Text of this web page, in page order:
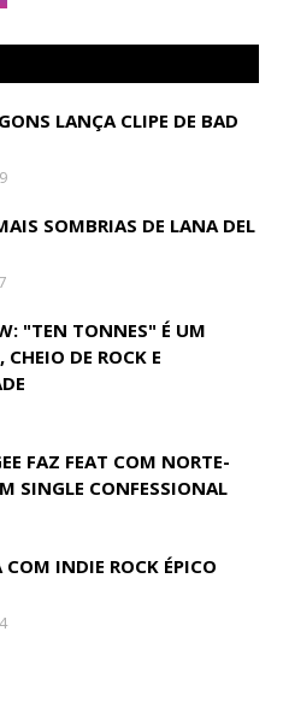
LANÇA CLIPE DE BAD
SOMBRIAS DE LANA DEL
"TEN TONNES" É UM
CHEIO DE ROCK E
FAZ FEAT COM NORTE-
SINGLE CONFESSIONAL
COM INDIE ROCK ÉPICO